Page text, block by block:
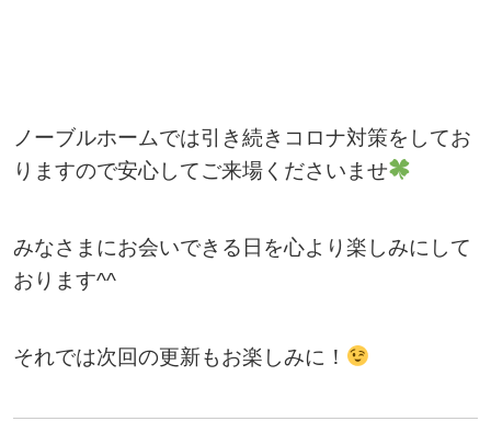
ノーブルホームでは引き続きコロナ対策をしてお
りますので安心してご来場くださいませ
みなさまにお会いできる日を心より楽しみにして
おります^^
それでは次回の更新もお楽しみに！